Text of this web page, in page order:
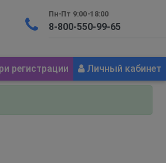
Пн-Пт 9:00-18:00
регистрации Личный кабинет